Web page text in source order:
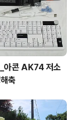
아콘 AK74 저소
축